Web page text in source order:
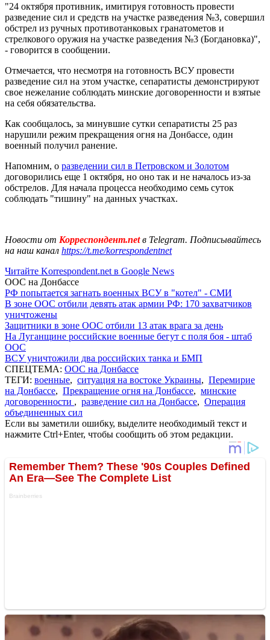
"24 октября противник, имитируя готовность провести
разведение сил и средств на участке разведения №3, совершил
обстрел из ручных противотанковых гранатометов и
стрелкового оружия на участке разведения №3 (Богдановка)",
- говорится в сообщении.
Отмечается, что несмотря на готовность ВСУ провести
разведение сил на этом участке, сепаратисты демонстрируют
свое нежелание соблюдать минские договоренности и взятые
на себя обязательства.
Как сообщалось, за минувшие сутки сепаратисты 25 раз
нарушили режим прекращения огня на Донбассе, один
военный получил ранение.
Напомним, о разведении сил в Петровском и Золотом
договорились еще 1 октября, но оно так и не началось из-за
обстрелов. Для начала процесса необходимо семь суток
соблюдать "тишину" на данных участках.
Новости от Корреспондент.netв Telegram. Подписывайтесь
на наш канал https://t.me/korrespondentnet
Читайте Korrespondent.net в Google News
ООС на Донбассе
РФ попытается загнать военных ВСУ в "котел" - СМИ
В зоне ООС отбили девять атак армии РФ: 170 захватчиков
уничтожены
Защитники в зоне ООС отбили 13 атак врага за день
На Луганщине российские военные бегут с поля боя - штаб
ООС
ВСУ уничтожили два российских танка и БМП
СПЕЦТЕМА: ООС на Донбассе
ТЕГИ: военные, ситуация на востоке Украины, Перемирие
на Донбассе, Прекращение огня на Донбассе, минские
договоренности , разведение сил на Донбассе, Операция
объединенных сил
Если вы заметили ошибку, выделите необходимый текст и
нажмите Ctrl+Enter, чтобы сообщить об этом редакции.